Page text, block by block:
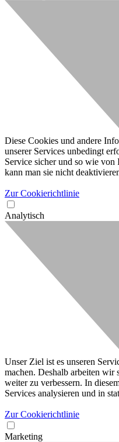
Diese Cookies und andere
unserer Services unbedingt
Service sicher und so wie
kann man sie nicht
Zur Cookierichtlinie
Analytisch
Unser Ziel ist es unseren
machen. Deshalb arbeiten wir
weiter zu verbessern. In
Services analysieren und in
Zur Cookierichtlinie
Marketing